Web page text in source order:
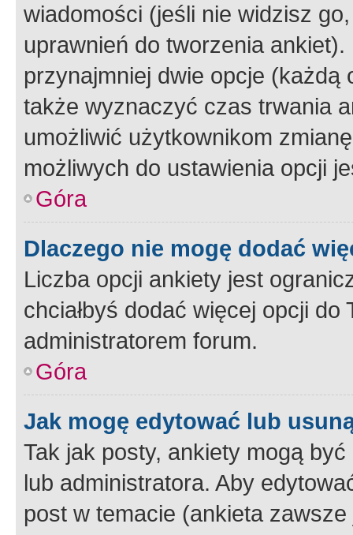
wiadomości (jeśli nie widzisz
uprawnień do tworzenia
przynajmniej dwie opcje
także wyznaczyć czas trwania
umożliwić użytkownikom
możliwych do ustawienia opcji
Góra
Dlaczego nie mogę dodać
Liczba opcji ankiety jest
chciałbyś dodać więcej opcji
administratorem forum.
Góra
Jak mogę edytować lub
Tak jak posty, ankiety mogą
lub administratora. Aby
post w temacie (ankieta